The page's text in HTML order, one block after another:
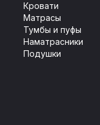
Кровати
Матрасы
Тумбы и пуфы
Наматрасники
Подушки